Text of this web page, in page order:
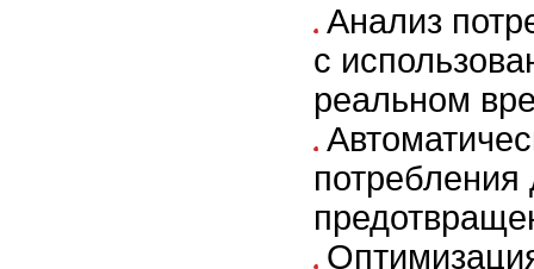
Анализ
с
реальном
потребления